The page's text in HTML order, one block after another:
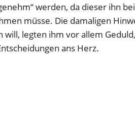
werden, da dieser ihn
müsse. Die damaligen
legten ihm vor allem
ans Herz.